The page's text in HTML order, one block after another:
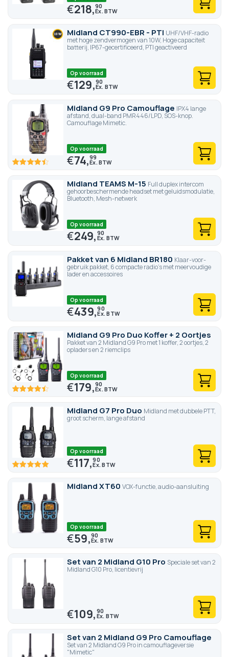
€218,90
Midland CT990-EBR - PTI UHF/VHF-radio
met hoge zendvermogen van 10W, Hoge capaciteit
batterij, IP67-gecertificeerd, PTI geactiveerd
Op voorraad
€129,90
Midland G9 Pro Camouflage IPX4 lange
afstand, dual-band PMR446/LPD, SOS-knop.
Camouflage Mimetic.
89.4100
Op voorraad
€74,99
Midland TEAMS M-15 Full duplex intercom
gehoorbeschermende headset met geluidsmodulatie,
Bluetooth, Mesh-netwerk
Op voorraad
€249,90
Pakket van 6 Midland BR180 Klaar-voor-
gebruik pakket, 6 compacte radio's met meervoudige
lader en accessoires
Op voorraad
€439,90
Midland G9 Pro Duo Koffer + 2 Oortjes
Pakket van 2 Midland G9 Pro met 1 koffer, 2 oortjes, 2
opladers en 2 riemclips
89.4100
Op voorraad
€179,90
Midland G7 Pro Duo Midland met dubbele PTT,
groot scherm, lange afstand
100 100
Op voorraad
€117,90
Midland XT60 VOX-functie, audio-aansluiting
Op voorraad
€59,90
Set van 2 Midland G10 Pro Speciale set van 2
Midland G10 Pro, licentievrij
€109,90
Set van 2 Midland G9 Pro Camouflage
Set van 2 Midland G9 Pro in camouflageversie
"Mimetic"